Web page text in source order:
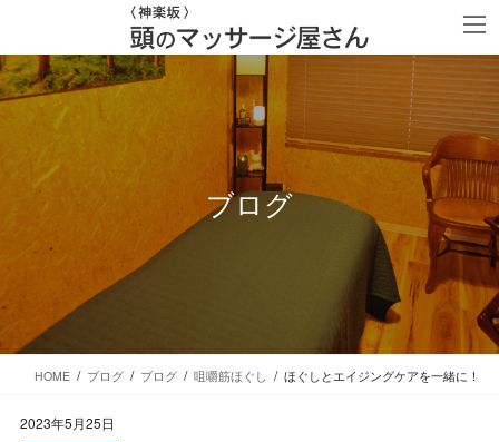
テ
ン
ツ
に
ゲ
ー
シ
ョ
ブログ
HOME ブログ ブログ 咀嚼筋ほぐし ほぐしとエイジングケアを一緒に！
2023年5月25日